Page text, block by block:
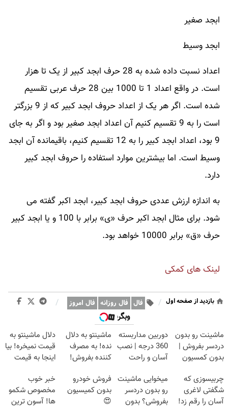
ابجد صغیر
ابجد وسیط
اعداد نسبت داده شده به 28 حرف ابجد کبیر از یک تا هزار
است. در واقع اعداد 1 تا 1000 بین 28 حرف عربی تقسیم
شده است. اگر هر یک از اعداد حروف ابجد کبیر که از 9 بزرگتر
است را به 9 تقسیم کنیم آن اعداد ابجد صغیر بود و اگر به جای
9 بود، اعداد ابجد کبیر را به 12 تقسیم کنیم، باقیمانده آن ابجد
وسیط است. اما بیشترین موارد استفاده را حروف ابجد کبیر
دارد.
به اندازه ارزش عددی حروف ابجد کبیر، ابجد اکبر گفته می
شود. برای مثال ابجد اکبر حرف «ی» برابر با 100 و یا ابجد کبیر
حرف «ق» برابر 10000 خواهد بود.
لینک های کمکی
بازدید از صفحه اول / فال فال روزانه فال امروز /
وبگردی
ماشینت رو بدون
دردسر بفروش |
بدون کمسیون
دوربین مداربسته
360 درجه | نصب
آسان و راحت
ماشینتو به دلال
نده! به مصرف
کننده بفروش!
یک تماس
دلال ماشینتو به
قیمت نمیخره! بیا
اینجا به قیمت
خریدار واقعی*
چربیسوزی که
شگفتی لاغری
آسان را رقم زد!
میخوایی ماشینت
رو بدون دردسر
بفروشی؟ بدون
فروش خودرو
بدون کمیسیون
😍
خبر خوب
مخصوص شکمو
ها! آسون ترین